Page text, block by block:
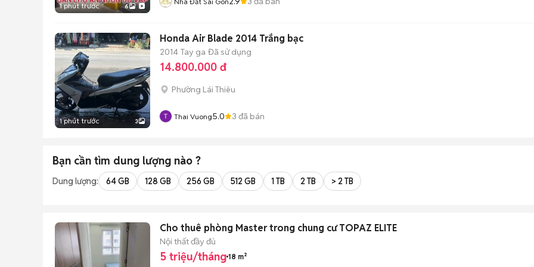
1 phút trước 6
1 phút trước 3
Honda Air Blade 2014 Trắng bạc
2014 Tay ga Đã sử dụng
14.800.000 đ
Phường Lái Thiêu
Thai Vuong5.0 3 đã bán
Bạn cần tìm dung lượng nào ?
Dung lượng: 64 GB 128 GB 256 GB 512 GB 1 TB 2 TB > 2 TB
Cho thuê phòng Master trong chung cư TOPAZ ELITE
Nội thất đầy đủ
5 triệu/tháng 18 m²